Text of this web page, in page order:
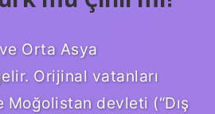
Orta Asya
Orijinal vatanları
Moğolistan devleti (“Dış